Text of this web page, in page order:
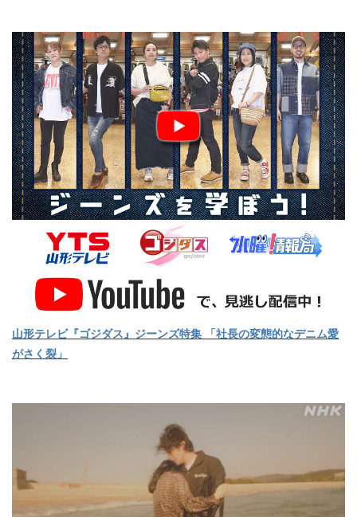
山形テレビ『ゴジダス』ジーンズ特集 「社長の変態的なデニム愛
がさく裂」